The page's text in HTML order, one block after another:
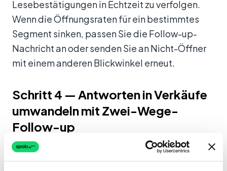
Lesebestätigungen in Echtzeit zu verfolgen.
Wenn die Öffnungsraten für ein bestimmtes
Segment sinken, passen Sie die Follow-up-
Nachricht an oder senden Sie an Nicht-Öffner
mit einem anderen Blickwinkel erneut.
Schritt 4 — Antworten in Verkäufe
umwandeln mit Zwei-Wege-
Follow-up
Die wahre Stärke der
WhatsApp-Broadcasts
für Produktlaunchesliegt in dem, was nach